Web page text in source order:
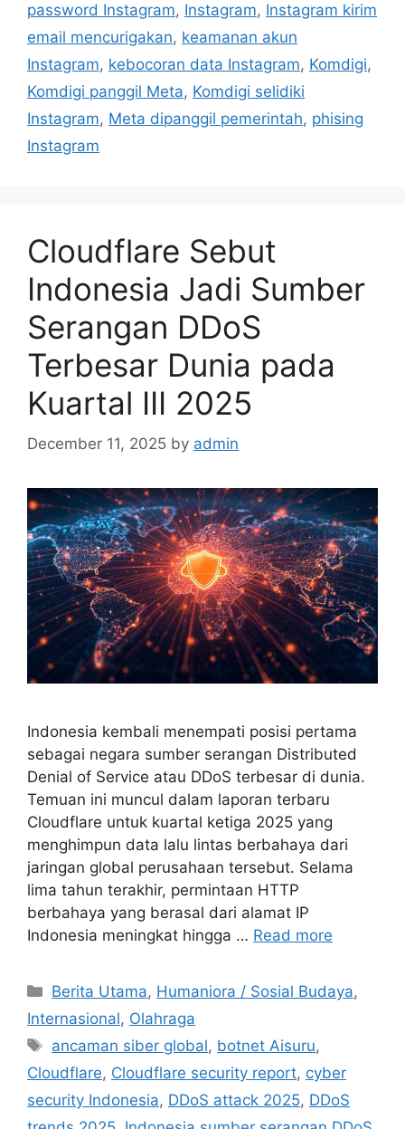
s
password Instagram, Instagram, Instagram kirim
email mencurigakan, keamanan akun
Instagram, kebocoran data Instagram, Komdigi,
Komdigi panggil Meta, Komdigi selidiki
Instagram, Meta dipanggil pemerintah, phising
Instagram
Cloudflare Sebut
Indonesia Jadi Sumber
Serangan DDoS
Terbesar Dunia pada
Kuartal III 2025
December 11, 2025 by admin
Indonesia kembali menempati posisi pertama
sebagai negara sumber serangan Distributed
Denial of Service atau DDoS terbesar di dunia.
Temuan ini muncul dalam laporan terbaru
Cloudflare untuk kuartal ketiga 2025 yang
menghimpun data lalu lintas berbahaya dari
jaringan global perusahaan tersebut. Selama
lima tahun terakhir, permintaan HTTP
berbahaya yang berasal dari alamat IP
Indonesia meningkat hingga … Read more
C
a
e
g
o
r
Berita Utama, Humaniora / Sosial Budaya,
Internasional, Olahraga
T
a
s
ancaman siber global, botnet Aisuru,
Cloudflare, Cloudflare security report, cyber
security Indonesia, DDoS attack 2025, DDoS